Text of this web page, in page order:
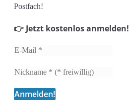
Postfach!
👉 Jetzt kostenlos anmelden!